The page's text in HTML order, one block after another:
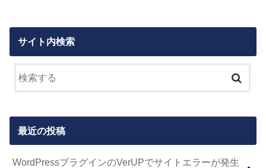
サイト内検索
最近の投稿
WordPressプラグインのVerUPでサイトエラーが発生